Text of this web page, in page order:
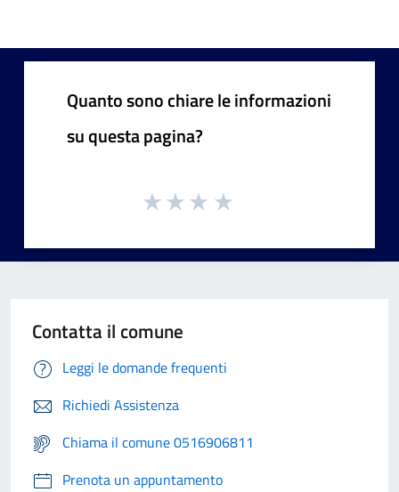
Quanto sono chiare le informazioni
su questa pagina?
Contatta il comune
Leggi le domande frequenti
Richiedi Assistenza
Chiama il comune 0516906811
Prenota un appuntamento